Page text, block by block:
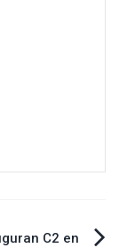
C2 en